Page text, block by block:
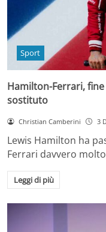
Sport
Hamilton-Ferrari,
sostituto
Christian Camberini 3
Lewis Hamilton ha
Ferrari davvero
Leggi di più